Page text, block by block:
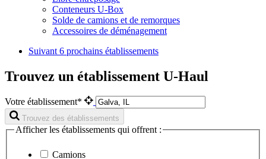
Conteneurs U-Box
Solde de camions et de remorques
Accessoires de déménagement
Suivant 6 prochains établissements
Trouvez un établissement U-Haul
Votre établissement*
Trouvez des établissements
Afficher les établissements qui offrent :
Camions